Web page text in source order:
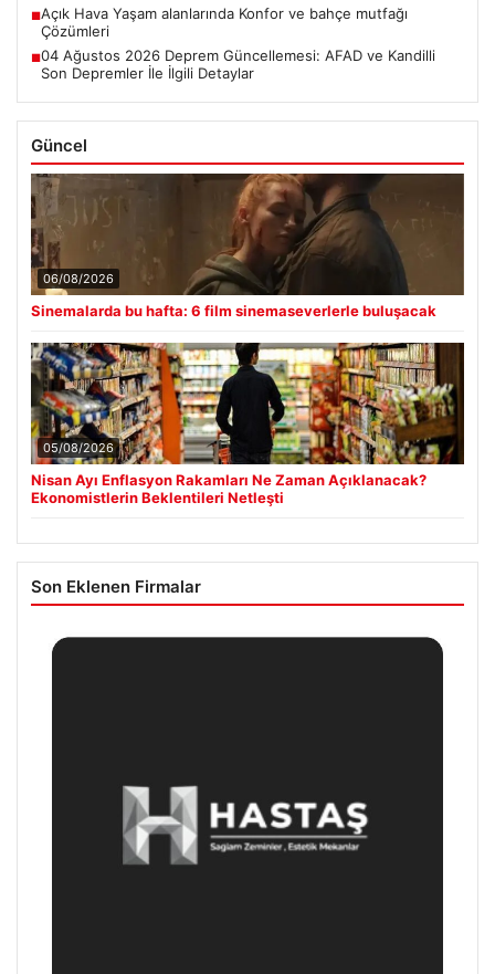
■Açık Hava Yaşam alanlarında Konfor ve bahçe mutfağı
Çözümleri
■04 Ağustos 2026 Deprem Güncellemesi: AFAD ve Kandilli
Son Depremler İle İlgili Detaylar
Güncel
06/08/2026
Sinemalarda bu hafta: 6 film sinemaseverlerle buluşacak
05/08/2026
Nisan Ayı Enflasyon Rakamları Ne Zaman Açıklanacak?
Ekonomistlerin Beklentileri Netleşti
Son Eklenen Firmalar